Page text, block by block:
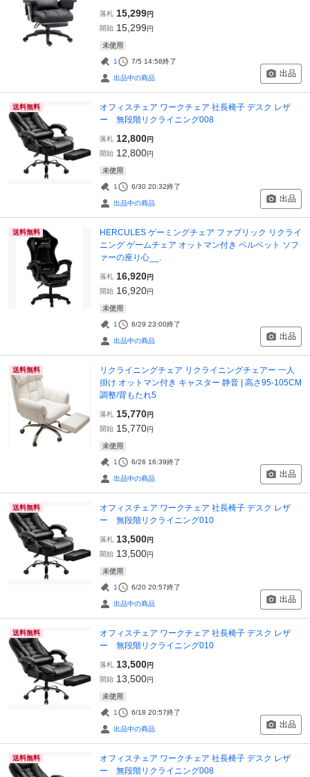
落札 15,299円
開始 15,299円
未使用
1 7/5 14:58終了
出品中の商品 出品
送料無料
オフィスチェア ワークチェア 社長椅子 デスク レザ
ー 無段階リクライニング008
落札 12,800円
開始 12,800円
未使用
1 6/30 20:32終了
出品中の商品 出品
送料無料
HERCULES ゲーミングチェア ファブリック リクライ
ニング ゲームチェア オットマン付き ベルベット ソフ
ァーの座り心__.
落札 16,920円
開始 16,920円
未使用
1 6/29 23:00終了
出品中の商品 出品
送料無料
リクライニングチェア リクライニングチェアー 一人
掛け オットマン付き キャスター 静音 | 高さ95-105CM
調整/背もたれ5
落札 15,770円
開始 15,770円
未使用
1 6/26 16:39終了
出品中の商品 出品
送料無料
オフィスチェア ワークチェア 社長椅子 デスク レザ
ー 無段階リクライニング010
落札 13,500円
開始 13,500円
未使用
1 6/20 20:57終了
出品中の商品 出品
送料無料
オフィスチェア ワークチェア 社長椅子 デスク レザ
ー 無段階リクライニング010
落札 13,500円
開始 13,500円
未使用
1 6/18 20:57終了
出品中の商品 出品
送料無料
オフィスチェア ワークチェア 社長椅子 デスク レザ
ー 無段階リクライニング008